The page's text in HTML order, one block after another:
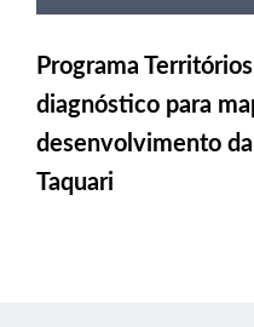
Programa
diagnóstico para
desenvolvimento
Taquari